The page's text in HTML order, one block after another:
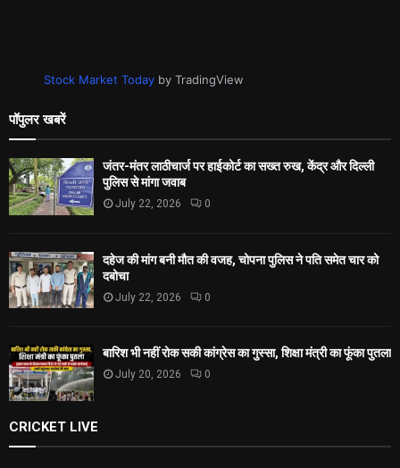
Stock Market Today by TradingView
पॉपुलर खबरें
जंतर-मंतर लाठीचार्ज पर हाईकोर्ट का सख्त रुख, केंद्र और दिल्ली
पुलिस से मांगा जवाब
July 22, 2026 0
दहेज की मांग बनी मौत की वजह, चोपना पुलिस ने पति समेत चार को
दबोचा
July 22, 2026 0
बारिश भी नहीं रोक सकी कांग्रेस का गुस्सा, शिक्षा मंत्री का फूंका पुतला
July 20, 2026 0
CRICKET LIVE